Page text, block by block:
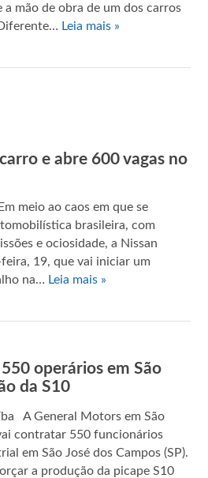
a mão de obra de um dos carros
Leia mais »
e abre 600 vagas no
meio ao caos em que se
brasileira, com
e ociosidade, a Nissan
19, que vai iniciar um
na… Leia mais »
operários em São
da S10
A General Motors em São
contratar 550 funcionários
em São José dos Campos (SP).
a produção da picape S10